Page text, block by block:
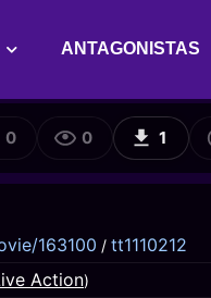
ANTAGONISTAS
0 0 1
163100 / tt1110212
Action)